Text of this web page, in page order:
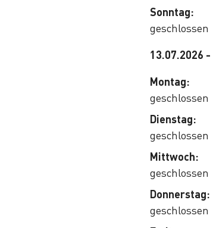
Sonntag:
geschlossen
13.07.2026 -
Montag:
geschlossen
Dienstag:
geschlossen
Mittwoch:
geschlossen
Donnerstag:
geschlossen